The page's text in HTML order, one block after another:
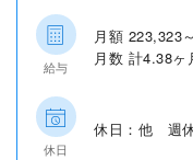
給与
月額
月数 計4.38ヶ
休日
休日：他 週